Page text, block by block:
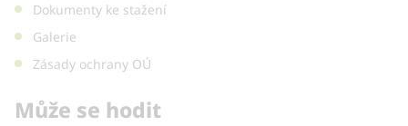
Dokumenty ke stažení
Galerie
Zásady ochrany OÚ
Může se hodit